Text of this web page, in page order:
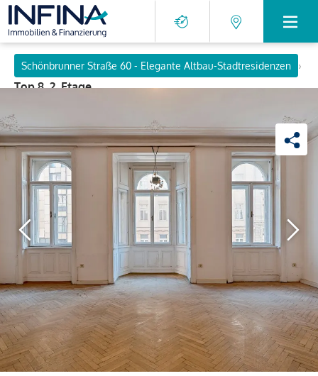
Schönbrunner Straße 60 - Elegante Altbau-Stadtresidenzen
›
Top 8, 2. Etage